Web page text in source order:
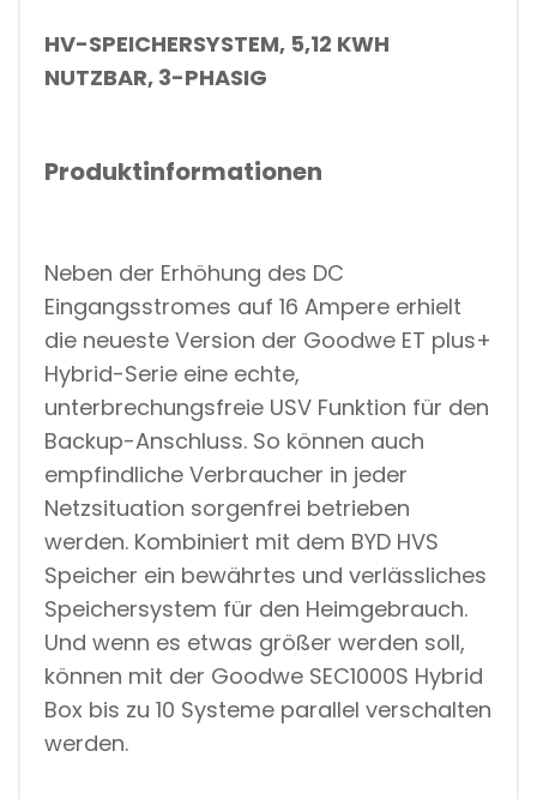
HV-SPEICHERSYSTEM, 5,12 KWH
NUTZBAR, 3-PHASIG
Produktinformationen
Neben der Erhöhung des DC
Eingangsstromes auf 16 Ampere erhielt
die neueste Version der Goodwe ET plus+
Hybrid-Serie eine echte,
unterbrechungsfreie USV Funktion für den
Backup-Anschluss. So können auch
empfindliche Verbraucher in jeder
Netzsituation sorgenfrei betrieben
werden. Kombiniert mit dem BYD HVS
Speicher ein bewährtes und verlässliches
Speichersystem für den Heimgebrauch.
Und wenn es etwas größer werden soll,
können mit der Goodwe SEC1000S Hybrid
Box bis zu 10 Systeme parallel verschalten
werden.